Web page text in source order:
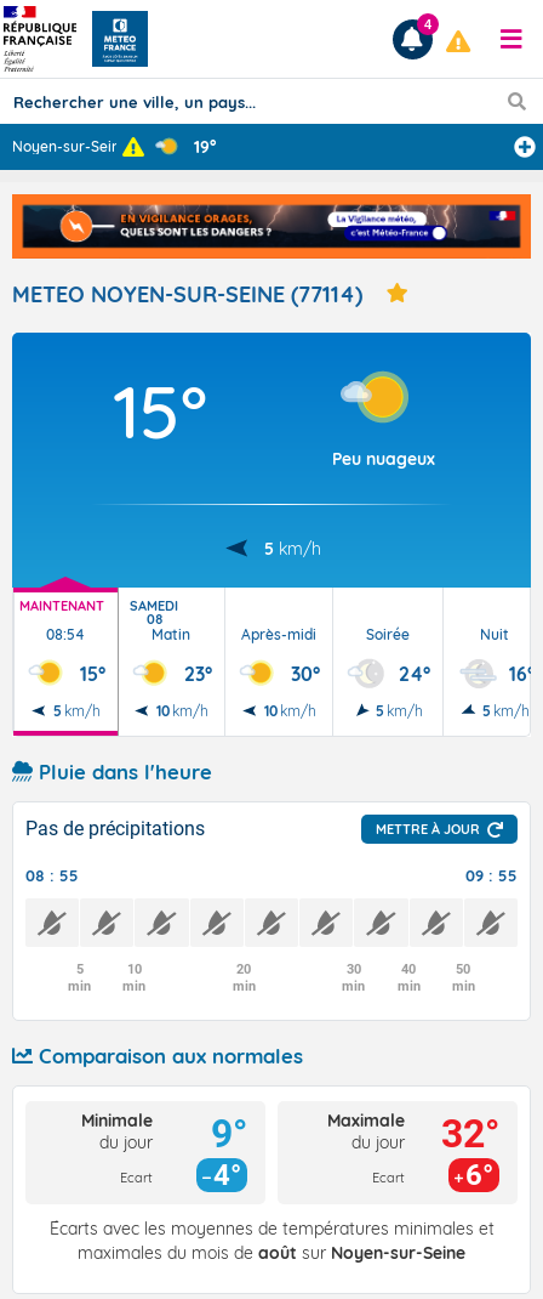
Prévisions
TOUS LES RÉSULTATS
Articles
4
Noyen-sur-Seine... 19°
METEO NOYEN-SUR-SEINE (77114)
15°
Peu nuageux
5 km/h
MAINTENANT
08:54
15°
5 km/h
SAMEDI
08
Matin
23°
10 km/h
Après-midi
30°
10 km/h
Soirée
24°
5 km/h
Nuit
16°
5 km/h
Pluie dans l'heure
Pas de précipitations METTRE À JOUR
08 : 55 09 : 55
5
min
10
min
20
min
30
min
40
min
50
min
Comparaison aux normales
Minimale
du jour
Ecart
9°
4°
Maximale
du jour
Ecart
32°
6°
Écarts avec les moyennes de températures minimales et
maximales du mois de août sur Noyen-sur-Seine